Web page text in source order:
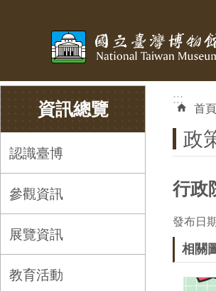
資訊總覽
認識臺博
參觀資訊
展覽資訊
教育活動
:::
首頁
政
行政
發布日
相關